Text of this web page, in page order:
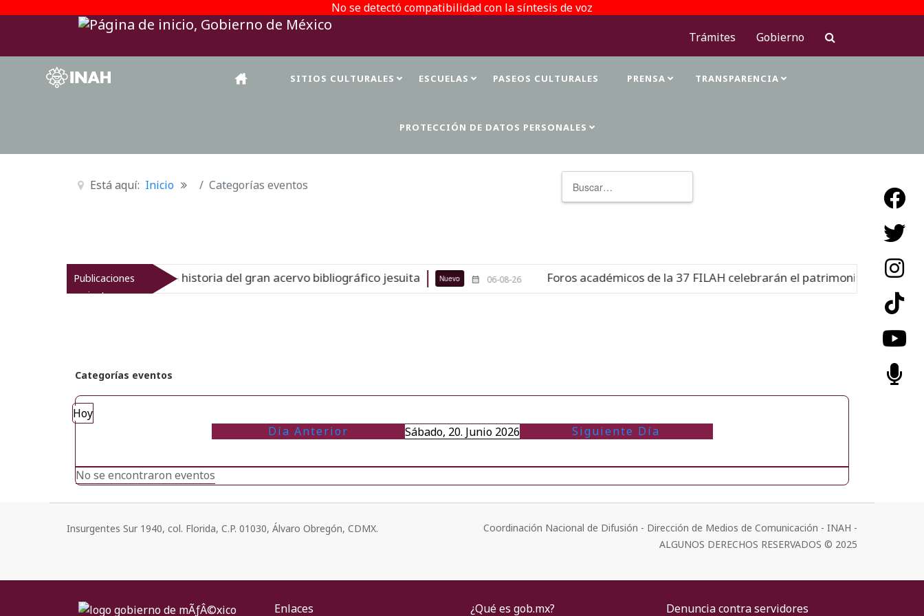
No se detectó compatibilidad con la síntesis de voz
Trámites
Gobierno
SITIOS CULTURALES ESCUELAS PASEOS CULTURALES PRENSA TRANSPARENCIA
PROTECCIÓN DE DATOS PERSONALES
Está aquí: Inicio Categorías eventos
Publicaciones
recientes
del Virreinato muestra la historia del gran acervo bibliográfico jesuita Nuevo 06-08-26 Foros académicos de la 37 FILAH celebrarán el patrimonio cultural
Categorías eventos
Hoy
Día Anterior
Sábado, 20. Junio 2026 Siguiente Día
No se encontraron eventos
Insurgentes Sur 1940, col. Florida, C.P. 01030, Álvaro Obregón, CDMX.
Coordinación Nacional de Difusión - Dirección de Medios de Comunicación - INAH -
ALGUNOS DERECHOS RESERVADOS © 2025
Enlaces ¿Qué es gob.mx?
Denuncia contra servidores